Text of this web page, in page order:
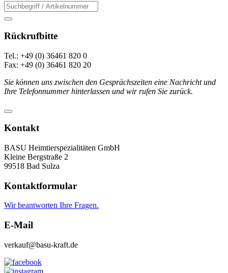
Rückrufbitte
Tel.: +49 (0) 36461 820 0
Fax: +49 (0) 36461 820 20
Sie können uns zwischen den Gesprächszeiten eine Nachricht und
Ihre Telefonnummer hinterlassen und wir rufen Sie zurück.
Kontakt
BASU Heimtierspezialitäten GmbH
Kleine Bergstraße 2
99518 Bad Sulza
Kontaktformular
Wir beantworten Ihre Fragen.
E-Mail
verkauf@basu-kraft.de